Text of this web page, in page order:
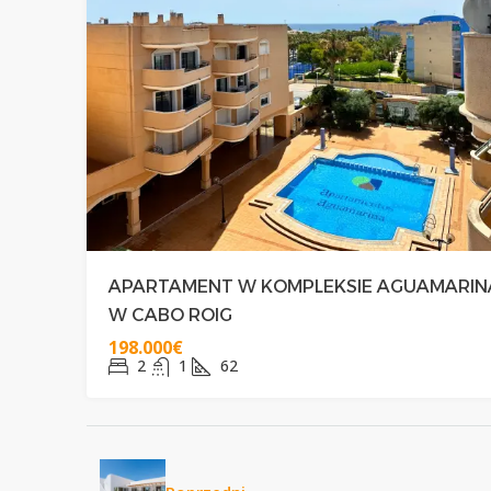
APARTAMENT W KOMPLEKSIE
W CABO ROIG
198.000€
2 1 62